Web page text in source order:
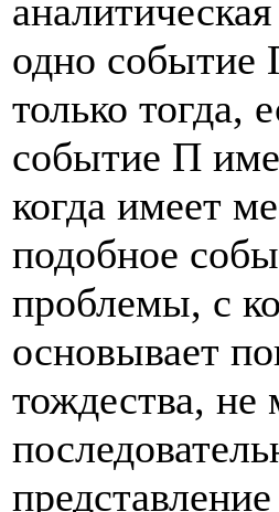
одно событие
только
событие П
когда имеет
подобное
проблемы, с
основывает
тождества, не